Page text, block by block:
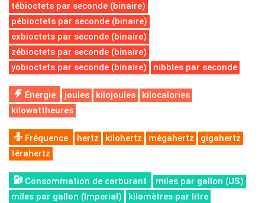
tébioctets par seconde (binaire)
pébioctets par seconde (binaire)
exbioctets par seconde (binaire)
zébioctets par seconde (binaire)
yobioctets par seconde (binaire)
nibbles par seconde
Énergie joules kilojoules
kilocalories
kilowattheures
Fréquence hertz kilohertz mégahertz
gigahertz
térahertz
Consommation de carburant
miles par gallon (US)
miles par gallon (Imperial)
kilomètres par litre